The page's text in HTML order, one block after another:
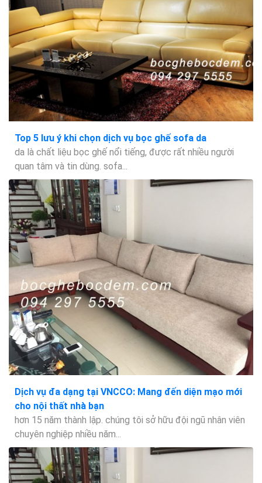
Top 5 lưu ý khi chọn dịch vụ bọc ghế sofa da
da là chất liệu bọc ghế nổi tiếng, được rất nhiều người
quan tâm và tin dùng. sofa...
Dịch vụ đa dạng tại VNCCO: Mang đến diện mạo mới
cho nội thất nhà bạn
hơn 15 năm thành lập. chúng tôi sở hữu đội ngũ nhân viên
chuyên nghiệp nhiều năm...